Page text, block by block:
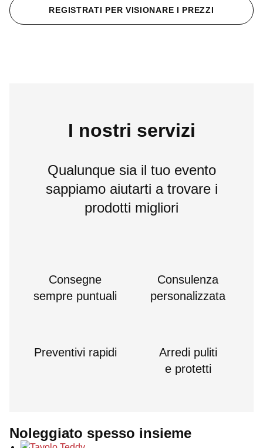
REGISTRATI PER VISIONARE I PREZZI
I nostri servizi
Qualunque sia il tuo evento
sappiamo aiutarti a trovare i
prodotti migliori
Consegne
sempre puntuali
Consulenza
personalizzata
Preventivi rapidi
Arredi puliti
e protetti
Noleggiato spesso insieme